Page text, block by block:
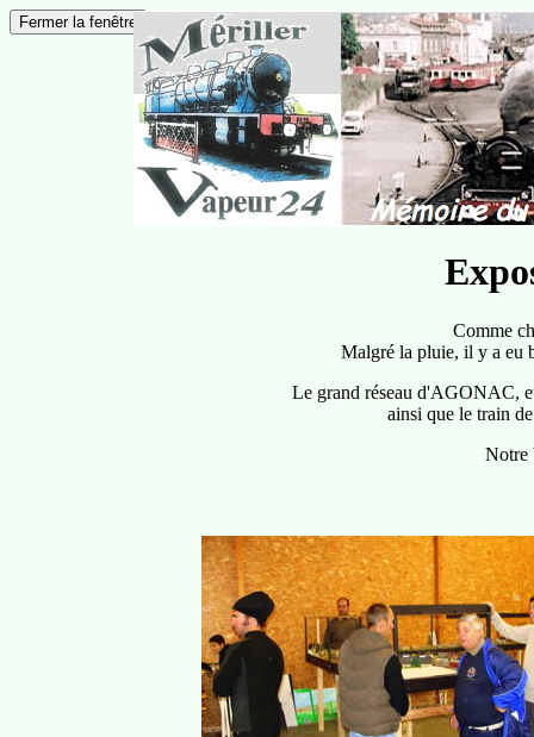
Comme
Malgré la pluie, il y a eu
Le grand réseau d'AGONAC,
ainsi que le train
Notre